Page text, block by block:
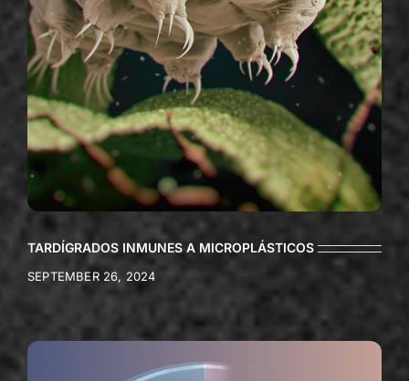
TARDÍGRADOS INMUNES A MICROPLÁSTICOS
SEPTEMBER 26, 2024